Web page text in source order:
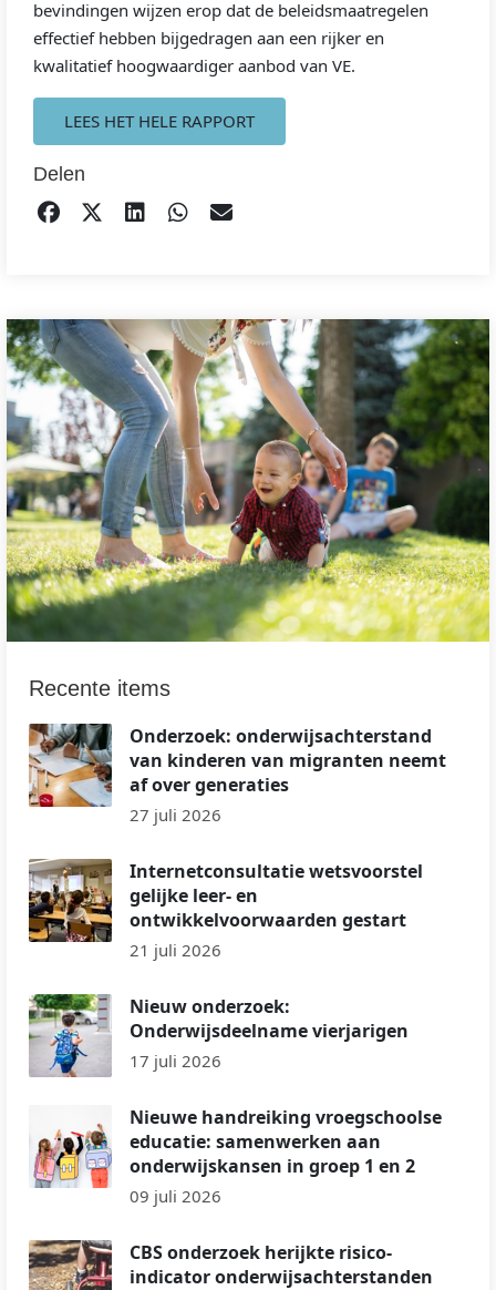
bevindingen wijzen erop dat de beleidsmaatregelen
effectief hebben bijgedragen aan een rijker en
kwalitatief hoogwaardiger aanbod van VE.
LEES HET HELE RAPPORT
Delen
DELEN OP FACEBOOK
TWEETDELEN OP LINKEDIN
DELEN OP WHATSAPP
Recente items
Onderzoek: onderwijsachterstand
van kinderen van migranten neemt
af over generaties
27 juli 2026
Internetconsultatie wetsvoorstel
gelijke leer- en
ontwikkelvoorwaarden gestart
21 juli 2026
Nieuw onderzoek:
Onderwijsdeelname vierjarigen
17 juli 2026
Nieuwe handreiking vroegschoolse
educatie: samenwerken aan
onderwijskansen in groep 1 en 2
09 juli 2026
CBS onderzoek herijkte risico-
indicator onderwijsachterstanden